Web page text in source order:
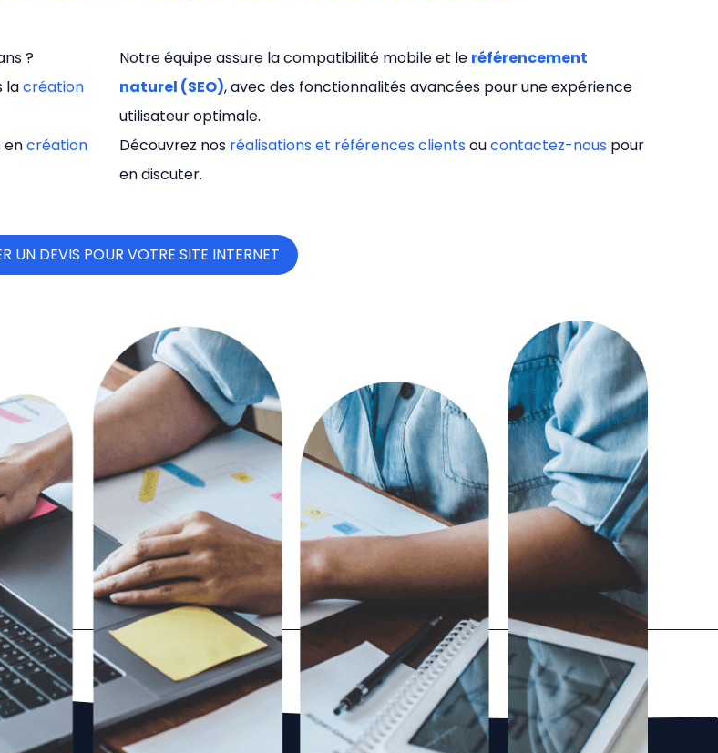
?
lacréation
encréation
Notre équipe assure la compatibilité mobile et le référencement
naturel (SEO), avec des fonctionnalités avancées pour une expérience
utilisateur optimale.
Découvrez nos réalisations et références clients oucontactez-nous pour
en discuter.
UN DEVIS POUR VOTRE SITE INTERNET